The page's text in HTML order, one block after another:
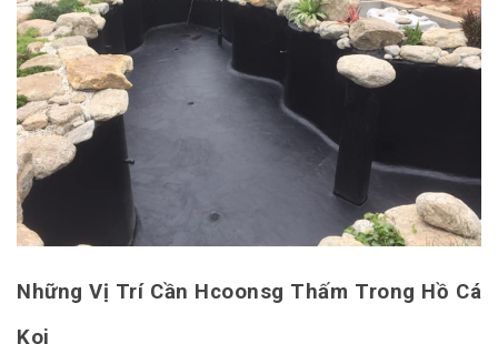
Những Vị Trí Cần Hcoonsg Thấm Trong Hồ Cá
Koi